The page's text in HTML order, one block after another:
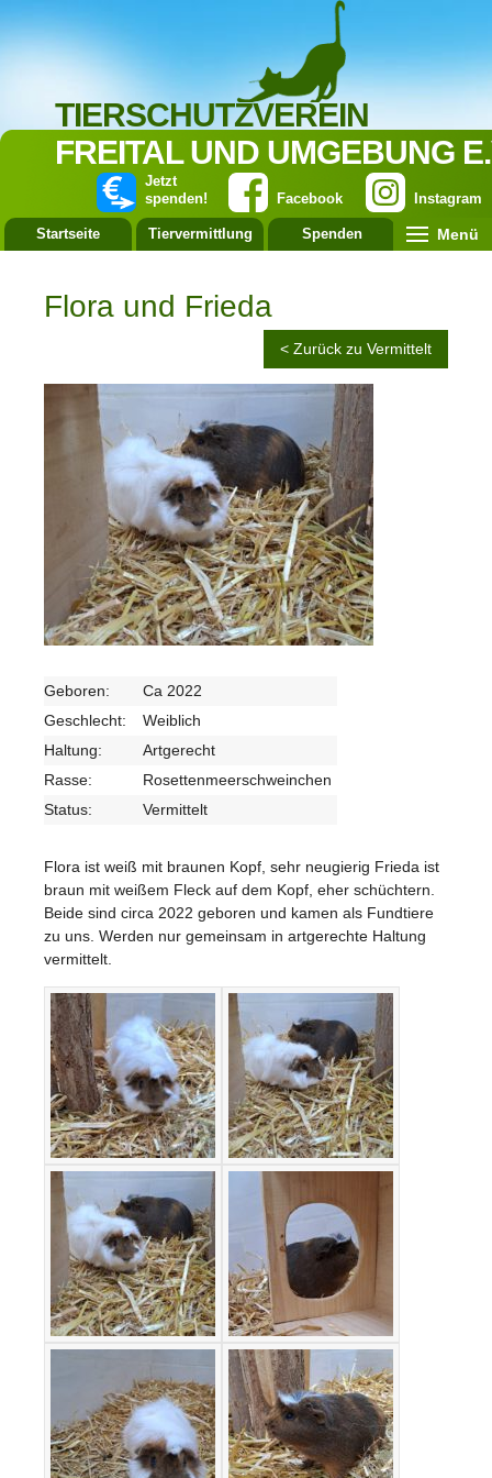
TIERSCHUTZVEREIN
FREITAL UND UMGEBUNG
Instagram
Facebook
Jetzt
spenden!
Startseite Tiervermittlung Spenden Menü
Flora und Frieda
< Zurück zu Vermittelt
Geboren:
Ca 2022
Geschlecht:
Weiblich
Haltung:
Artgerecht
Rasse:
Rosettenmeerschweinchen
Status:
Vermittelt
Flora ist weiß mit braunen Kopf, sehr neugierig Frieda ist
braun mit weißem Fleck auf dem Kopf, eher schüchtern.
Beide sind circa 2022 geboren und kamen als Fundtiere
zu uns. Werden nur gemeinsam in artgerechte Haltung
vermittelt.